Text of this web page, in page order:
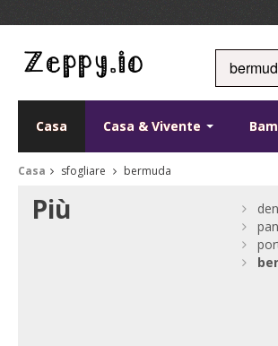
Casa Casa & Vivente
Casa sfogliare bermuda
Più